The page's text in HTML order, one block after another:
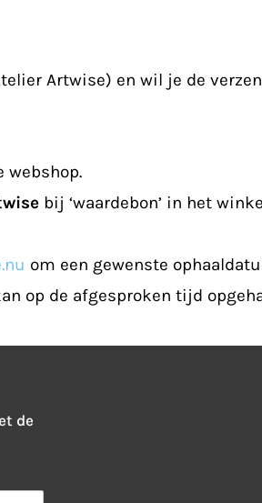
Artwise) en wil je de
webshop.
bij ‘waardebon’ in het
om een gewenste
op de afgesproken tijd
de